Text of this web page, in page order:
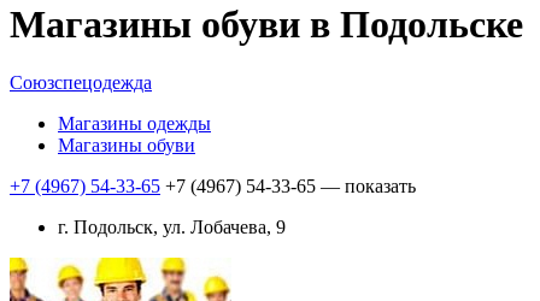
Магазины обуви в Подольске
Союзспецодежда
Магазины одежды
Магазины обуви
+7 (4967) 54-33-65 +7 (4967) 54-33-65 — показать
г. Подольск, ул. Лобачева, 9